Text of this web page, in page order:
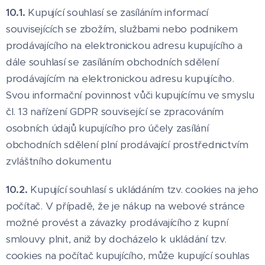
10.1. Kupující souhlasí se zasíláním informací
souvisejících se zbožím, službami nebo podnikem
prodávajícího na elektronickou adresu kupujícího a
dále souhlasí se zasíláním obchodních sdělení
prodávajícím na elektronickou adresu kupujícího.
Svou informační povinnost vůči kupujícímu ve smyslu
čl. 13 nařízení GDPR související se zpracováním
osobních údajů kupujícího pro účely zasílání
obchodních sdělení plní prodávající prostřednictvím
zvláštního dokumentu
10.2. Kupující souhlasí s ukládáním tzv. cookies na jeho
počítač. V případě, že je nákup na webové stránce
možné provést a závazky prodávajícího z kupní
smlouvy plnit, aniž by docházelo k ukládání tzv.
cookies na počítač kupujícího, může kupující souhlas